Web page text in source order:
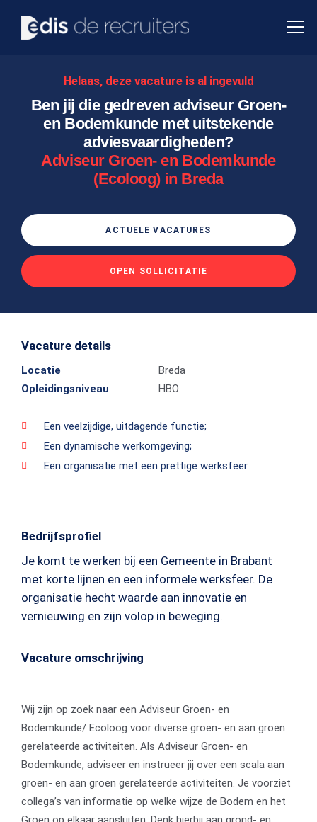
Helaas, deze vacature is al ingevuld
Ben jij die gedreven adviseur Groen-
en Bodemkunde met uitstekende
adviesvaardigheden?
Adviseur Groen- en Bodemkunde
(Ecoloog) in Breda
ACTUELE VACATURES
OPEN SOLLICITATIE
Vacature details
Locatie
Breda
Opleidingsniveau
HBO
Een veelzijdige, uitdagende functie;
Een dynamische werkomgeving;
Een organisatie met een prettige werksfeer.
Bedrijfsprofiel
Je komt te werken bij een Gemeente in Brabant
met korte lijnen en een informele werksfeer. De
organisatie hecht waarde aan innovatie en
vernieuwing en zijn volop in beweging.
Vacature omschrijving
Wij zijn op zoek naar een Adviseur Groen- en
Bodemkunde/ Ecoloog voor diverse groen- en aan groen
gerelateerde activiteiten. Als Adviseur Groen- en
Bodemkunde, adviseer en instrueer jij over een scala aan
groen- en aan groen gerelateerde activiteiten. Je voorziet
collega’s van informatie op welke wijze de Bodem en het